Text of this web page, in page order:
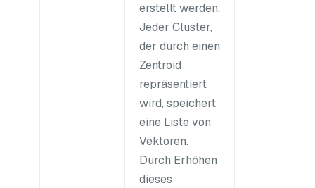
erstellt werden.
Jeder Cluster,
der durch einen
Zentroid
repräsentiert
wird, speichert
eine Liste von
Vektoren.
Durch Erhöhen
dieses